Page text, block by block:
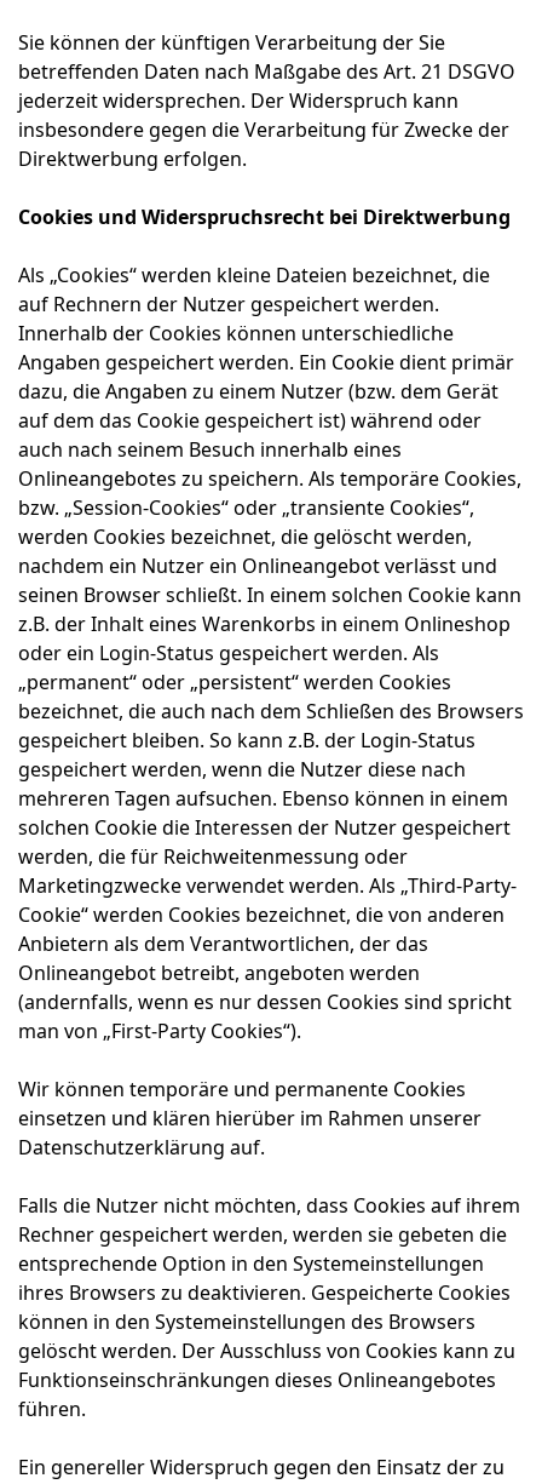
Sie können der künftigen Verarbeitung der Sie
betreffenden Daten nach Maßgabe des Art. 21 DSGVO
jederzeit widersprechen. Der Widerspruch kann
insbesondere gegen die Verarbeitung für Zwecke der
Direktwerbung erfolgen.
Cookies und Widerspruchsrecht bei Direktwerbung
Als „Cookies“ werden kleine Dateien bezeichnet, die
auf Rechnern der Nutzer gespeichert werden.
Innerhalb der Cookies können unterschiedliche
Angaben gespeichert werden. Ein Cookie dient primär
dazu, die Angaben zu einem Nutzer (bzw. dem Gerät
auf dem das Cookie gespeichert ist) während oder
auch nach seinem Besuch innerhalb eines
Onlineangebotes zu speichern. Als temporäre Cookies,
bzw. „Session-Cookies“ oder „transiente Cookies“,
werden Cookies bezeichnet, die gelöscht werden,
nachdem ein Nutzer ein Onlineangebot verlässt und
seinen Browser schließt. In einem solchen Cookie kann
z.B. der Inhalt eines Warenkorbs in einem Onlineshop
oder ein Login-Status gespeichert werden. Als
„permanent“ oder „persistent“ werden Cookies
bezeichnet, die auch nach dem Schließen des Browsers
gespeichert bleiben. So kann z.B. der Login-Status
gespeichert werden, wenn die Nutzer diese nach
mehreren Tagen aufsuchen. Ebenso können in einem
solchen Cookie die Interessen der Nutzer gespeichert
werden, die für Reichweitenmessung oder
Marketingzwecke verwendet werden. Als „Third-Party-
Cookie“ werden Cookies bezeichnet, die von anderen
Anbietern als dem Verantwortlichen, der das
Onlineangebot betreibt, angeboten werden
(andernfalls, wenn es nur dessen Cookies sind spricht
man von „First-Party Cookies“).
Wir können temporäre und permanente Cookies
einsetzen und klären hierüber im Rahmen unserer
Datenschutzerklärung auf.
Falls die Nutzer nicht möchten, dass Cookies auf ihrem
Rechner gespeichert werden, werden sie gebeten die
entsprechende Option in den Systemeinstellungen
ihres Browsers zu deaktivieren. Gespeicherte Cookies
können in den Systemeinstellungen des Browsers
gelöscht werden. Der Ausschluss von Cookies kann zu
Funktionseinschränkungen dieses Onlineangebotes
führen.
Ein genereller Widerspruch gegen den Einsatz der zu